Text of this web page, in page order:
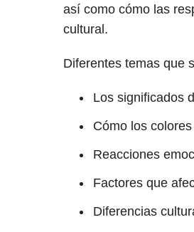
así como cómo las
cultural.
Diferentes temas que
Los significados
Cómo los
Reacciones
Factores que
Diferencias